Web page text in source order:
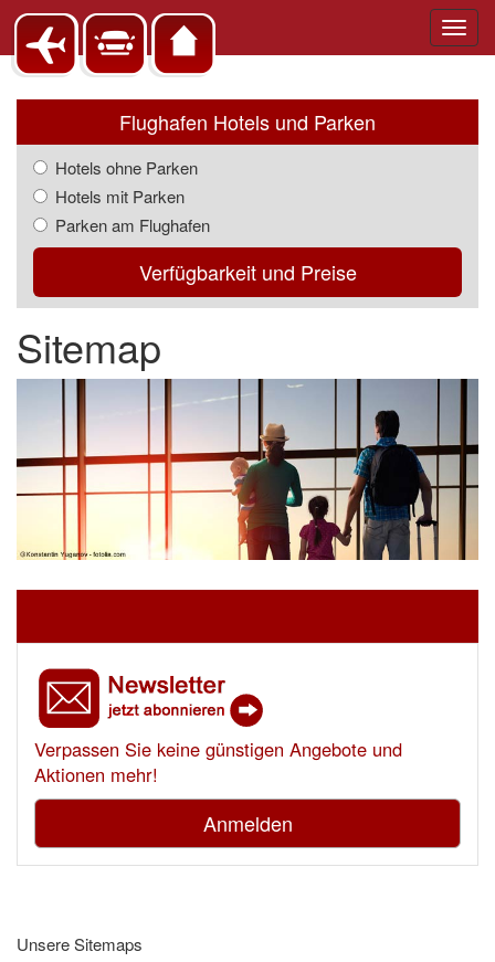
Flughafen Hotels und Parken
Hotels ohne Parken
Hotels mit Parken
Parken am Flughafen
Verfügbarkeit und Preise
Sitemap
Verpassen Sie keine günstigen Angebote und
Aktionen mehr!
Anmelden
Unsere Sitemaps